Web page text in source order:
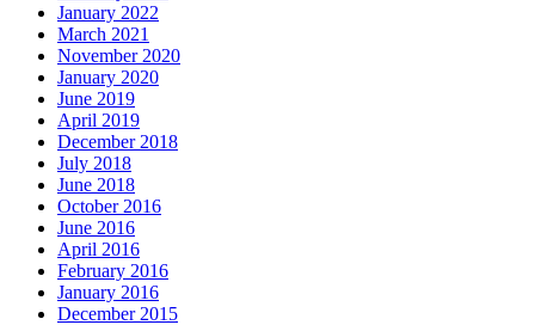
January 2022
March 2021
November 2020
January 2020
June 2019
April 2019
December 2018
July 2018
June 2018
October 2016
June 2016
April 2016
February 2016
January 2016
December 2015